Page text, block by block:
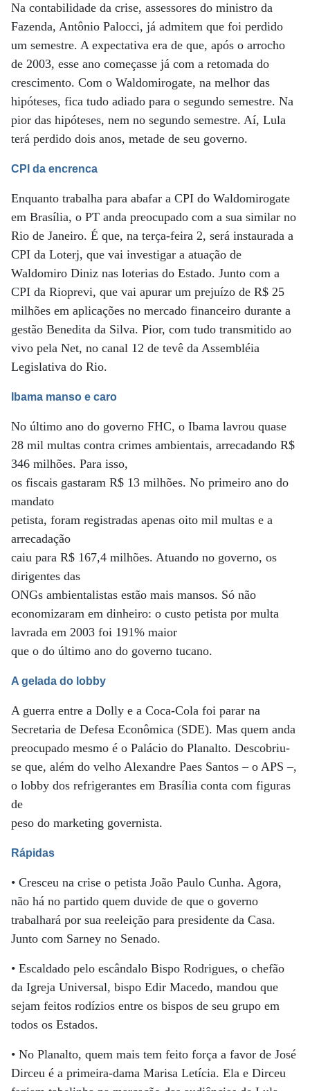
Na contabilidade da crise, assessores do ministro da
Fazenda, Antônio Palocci, já admitem que foi perdido
um semestre. A expectativa era de que, após o arrocho
de 2003, esse ano começasse já com a retomada do
crescimento. Com o Waldomirogate, na melhor das
hipóteses, fica tudo adiado para o segundo semestre. Na
pior das hipóteses, nem no segundo semestre. Aí, Lula
terá perdido dois anos, metade de seu governo.
CPI da encrenca
Enquanto trabalha para abafar a CPI do Waldomirogate
em Brasília, o PT anda preocupado com a sua similar no
Rio de Janeiro. É que, na terça-feira 2, será instaurada a
CPI da Loterj, que vai investigar a atuação de
Waldomiro Diniz nas loterias do Estado. Junto com a
CPI da Rioprevi, que vai apurar um prejuízo de R$ 25
milhões em aplicações no mercado financeiro durante a
gestão Benedita da Silva. Pior, com tudo transmitido ao
vivo pela Net, no canal 12 de tevê da Assembléia
Legislativa do Rio.
Ibama manso e caro
No último ano do governo FHC, o Ibama lavrou quase
28 mil multas contra crimes ambientais, arrecadando R$
346 milhões. Para isso,
os fiscais gastaram R$ 13 milhões. No primeiro ano do
mandato
petista, foram registradas apenas oito mil multas e a
arrecadação
caiu para R$ 167,4 milhões. Atuando no governo, os
dirigentes das
ONGs ambientalistas estão mais mansos. Só não
economizaram em dinheiro: o custo petista por multa
lavrada em 2003 foi 191% maior
que o do último ano do governo tucano.
A gelada do lobby
A guerra entre a Dolly e a Coca-Cola foi parar na
Secretaria de Defesa Econômica (SDE). Mas quem anda
preocupado mesmo é o Palácio do Planalto. Descobriu-
se que, além do velho Alexandre Paes Santos – o APS –,
o lobby dos refrigerantes em Brasília conta com figuras
de
peso do marketing governista.
Rápidas
• Cresceu na crise o petista João Paulo Cunha. Agora,
não há no partido quem duvide de que o governo
trabalhará por sua reeleição para presidente da Casa.
Junto com Sarney no Senado.
• Escaldado pelo escândalo Bispo Rodrigues, o chefão
da Igreja Universal, bispo Edir Macedo, mandou que
sejam feitos rodízios entre os bispos de seu grupo em
todos os Estados.
• No Planalto, quem mais tem feito força a favor de José
Dirceu é a primeira-dama Marisa Letícia. Ela e Dirceu